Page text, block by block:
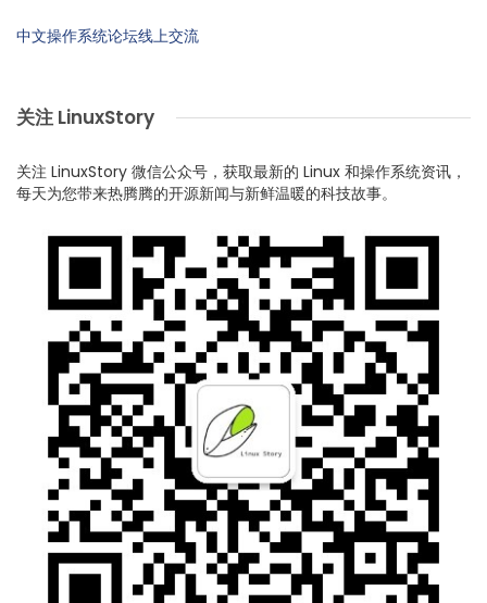
中文操作系统论坛线上交流
关注 LinuxStory
关注 LinuxStory 微信公众号，获取最新的 Linux 和操作系统资讯，
每天为您带来热腾腾的开源新闻与新鲜温暖的科技故事。